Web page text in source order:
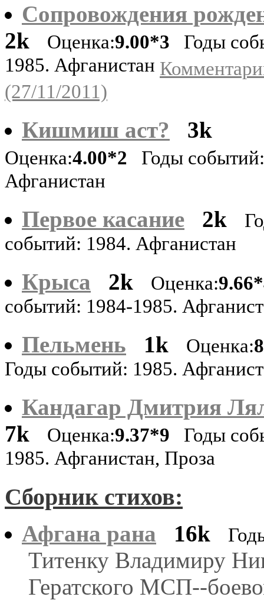
Сопровождения
2k
Оценка:9.00*3 Годы
1985. Афганистан
(27/11/2011)
Кишмиш аст?
3k
Оценка:4.00*2 Годы
Афганистан
Первое касание
2k
событий: 1984. Афганистан
Крыса
2k Оценка:
событий: 1984-1985.
Пельмень
1k Оценка:
Годы событий: 1985.
Кандагар Дмитрия
7k
Оценка:9.37*9 Годы
1985. Афганистан, Проза
Сборник стихов:
Афгана рана 16k
Титенку Владимиру
Гератского МСП--